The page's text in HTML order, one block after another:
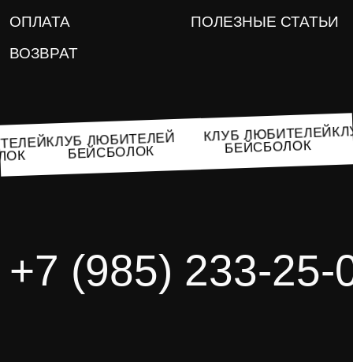
ОПЛАТА
ПОЛЕЗНЫЕ СТАТЬИ
ВОЗВРАТ
КЛУБ ЛЮБИТЕЛЕЙ
БЕЙСБОЛОК
КЛУБ ЛЮБИТЕЛЕЙ
БЕЙСБОЛОК
+7 (985) 233-25-